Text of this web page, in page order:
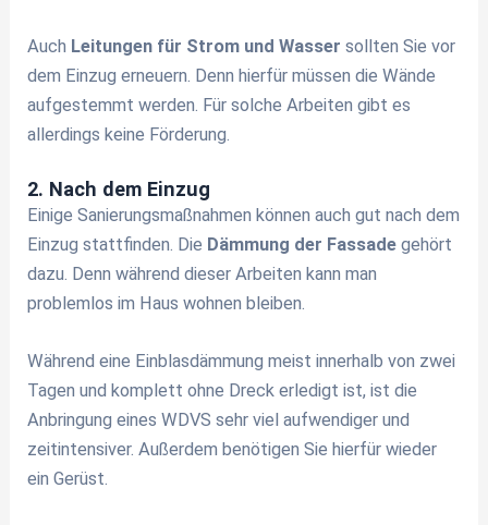
Auch Leitungen für Strom und Wasser sollten Sie vor
dem Einzug erneuern. Denn hierfür müssen die Wände
aufgestemmt werden. Für solche Arbeiten gibt es
allerdings keine Förderung.
2. Nach dem Einzug
Einige Sanierungsmaßnahmen können auch gut nach dem
Einzug stattfinden. Die Dämmung der Fassade gehört
dazu. Denn während dieser Arbeiten kann man
problemlos im Haus wohnen bleiben.
Während eine Einblasdämmung meist innerhalb von zwei
Tagen und komplett ohne Dreck erledigt ist, ist die
Anbringung eines WDVS sehr viel aufwendiger und
zeitintensiver. Außerdem benötigen Sie hierfür wieder
ein Gerüst.